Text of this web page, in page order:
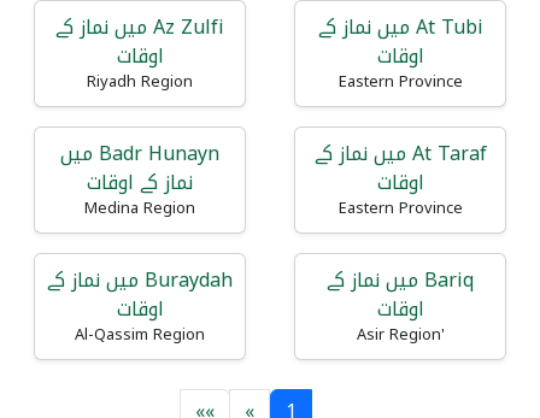
At Tubi میں نماز کے
اوقات
Eastern Province
Az Zulfi میں نماز کے
اوقات
Riyadh Region
At Taraf میں نماز کے
اوقات
Eastern Province
Badr Hunayn میں
نماز کے اوقات
Medina Region
Bariq میں نماز کے
اوقات
'Asir Region
Buraydah میں نماز کے
اوقات
Al-Qassim Region